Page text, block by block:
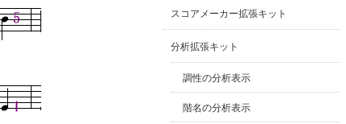
スコアメーカー拡張キット
分析拡張キット
調性の分析表示
階名の分析表示